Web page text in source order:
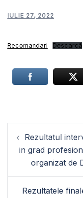
IULIE 27, 2022
Recomandari Descarcă
Navigare
în
articole
Rezultatul
in grad
organizat de
Rezultatele